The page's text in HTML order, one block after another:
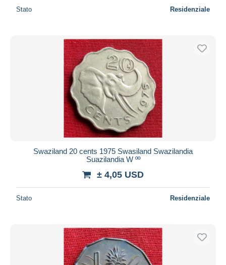
Stato Residenziale
Swaziland 20 cents 1975 Swasiland Swazilandia
Suazilandia W ºº
± 4,05 USD
Stato Residenziale